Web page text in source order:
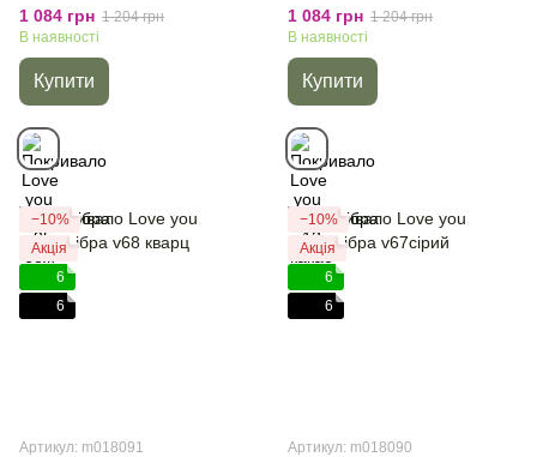
Бежевий, Полуторний,
150х200 см, Без наволочок
1 084 грн 1 204 грн
В наявності
Купити
Полуторний, 150х200 см,
Без наволочок
1 084 грн 1 204 грн
В наявності
Купити
−10%
Акція
6
6
Артикул: m018091
−10%
Акція
6
6
Артикул: m018090